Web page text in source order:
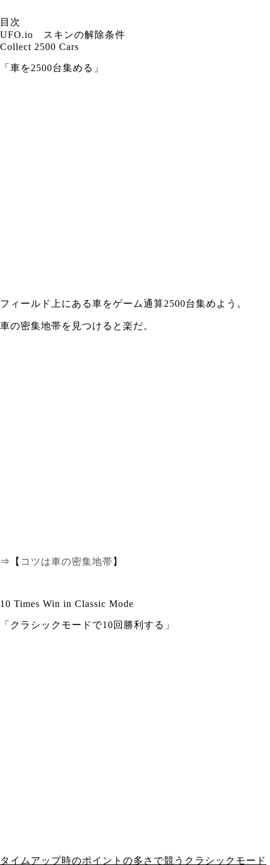
目次
UFO.io スキンの解除条件
Collect 2500 Cars
「車を2500台集める」
フィールド上にある車をゲーム通算2500台集めよう。
車の密集地帯を見つけると楽だ。
⇒【 コツは車の密集地帯 】
10 Times Win in Classic Mode
「クラシックモードで10回勝利する」
タイムアップ時のポイントの多さで競うクラシックモード